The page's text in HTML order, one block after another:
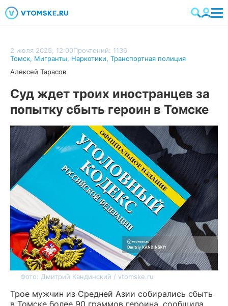
2 июля 2025, 12:00Прочтений: 1136
Томск, Мигранты, Наркотики, Транспортная полиция
Алексей Тарасов
Суд ждет троих иностранцев за
попытку сбыть героин в Томске
Фото: Дмитрий Кандинский / vtomske.ru
Трое мужчин из Средней Азии собирались сбыть